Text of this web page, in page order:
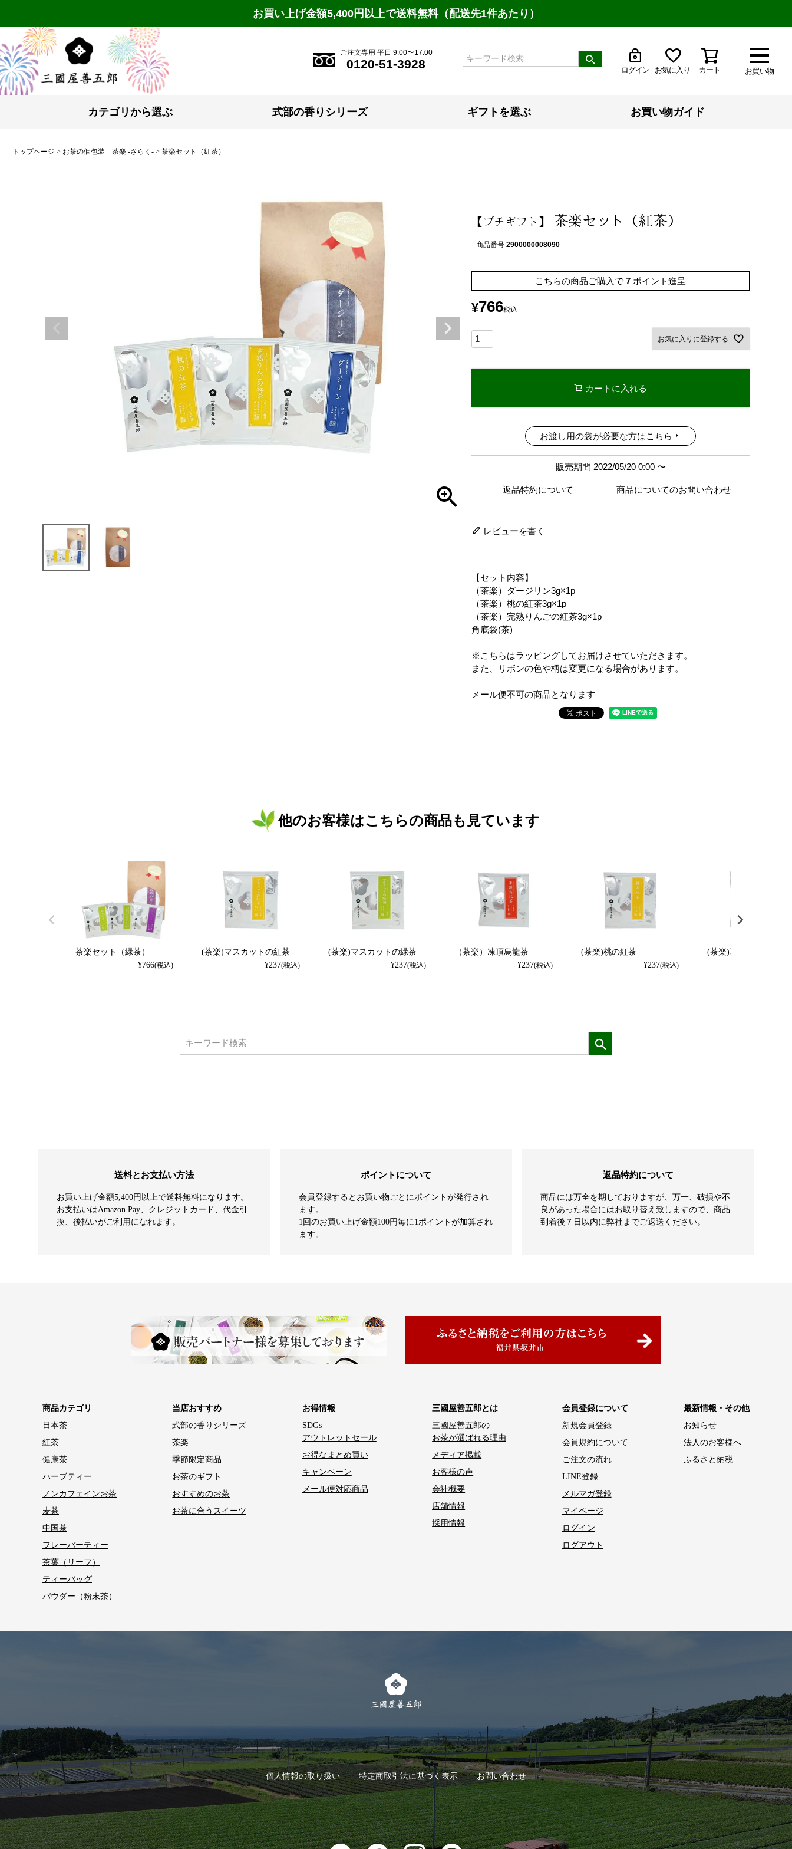
お買い上げ金額5,400円以上で送料無料（配送先1件あたり）
お買い物
ご注文専用 平日 9:00〜17:00
0120-51-3928 ログイン お気に入り カート
カテゴリから選ぶ 式部の香りシリーズ ギフトを選ぶ お買い物ガイド
トップページ お茶の個包装 茶楽 -さらく- 茶楽セット（紅茶）
【プチギフト】 茶楽セット（紅茶）
商品番号 2900000008090
こちらの商品ご購入で 7 ポイント進呈
¥766税込
お気に入りに登録する
カートに入れる
お渡し用の袋が必要な方はこちら
販売期間 2022/05/20 0:00 〜
返品特約について 商品についてのお問い合わせ
レビューを書く
【セット内容】
（茶楽）ダージリン3g×1p
（茶楽）桃の紅茶3g×1p
（茶楽）完熟りんごの紅茶3g×1p
角底袋(茶)
※こちらはラッピングしてお届けさせていただきます。
また、リボンの色や柄は変更になる場合があります。
メール便不可の商品となります
他のお客様はこちらの商品も見ています
茶楽セット（緑茶）
¥766(税込)
(茶楽)マスカットの紅茶
¥237(税込)
(茶楽)マスカットの緑茶
¥237(税込)
（茶楽）凍頂烏龍茶
¥237(税込)
(茶楽)桃の紅茶
¥237(税込)
(茶楽)苺の紅茶
送料とお支払い方法
お買い上げ金額5,400円以上で送料無料になります。
お支払いはAmazon Pay、クレジットカード、代金引
換、後払いがご利用になれます。
ポイントについて
会員登録するとお買い物ごとにポイントが発行され
ます。
1回のお買い上げ金額100円毎に1ポイントが加算され
ます。
返品特約について
商品には万全を期しておりますが、万一、破損や不
良があった場合にはお取り替え致しますので、商品
到着後７日以内に弊社までご返送ください。
商品カテゴリ
日本茶
紅茶
健康茶
ハーブティー
ノンカフェインお茶
麦茶
中国茶
フレーバーティー
茶葉（リーフ）
ティーバッグ
パウダー（粉末茶）
当店おすすめ
式部の香りシリーズ
茶楽
季節限定商品
お茶のギフト
おすすめのお茶
お茶に合うスイーツ
お得情報
SDGs
アウトレットセール
お得なまとめ買い
キャンペーン
メール便対応商品
三國屋善五郎とは
三國屋善五郎の
お茶が選ばれる理由
メディア掲載
お客様の声
会社概要
店舗情報
採用情報
会員登録について
新規会員登録
会員規約について
ご注文の流れ
LINE登録
メルマガ登録
マイページ
ログイン
ログアウト
最新情報・その他
お知らせ
法人のお客様へ
ふるさと納税
個人情報の取り扱い 特定商取引法に基づく表示 お問い合わせ